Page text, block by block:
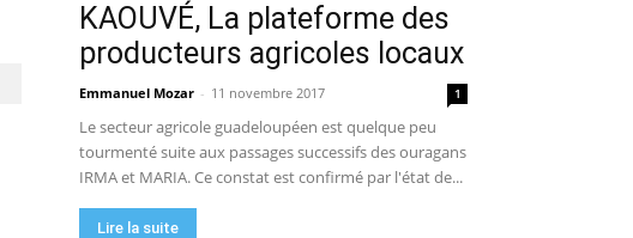
KAOUVÉ, La plateforme des
producteurs agricoles locaux
Emmanuel Mozar - 11 novembre 2017 1
Le secteur agricole guadeloupéen est quelque peu
tourmenté suite aux passages successifs des ouragans
IRMA et MARIA. Ce constat est confirmé par l'état de...
Lire la suite